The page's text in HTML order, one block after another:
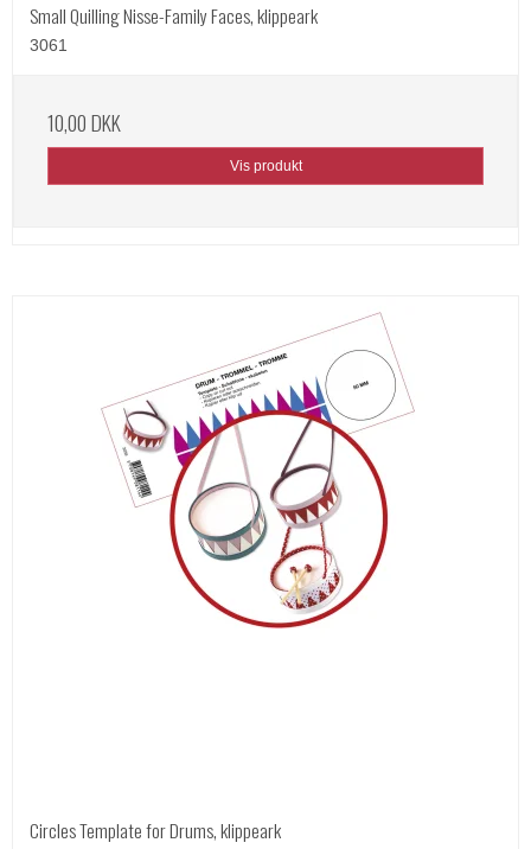
Small Quilling Nisse-Family Faces, klippeark
3061
10,00 DKK
Vis produkt
Circles Template for Drums, klippeark